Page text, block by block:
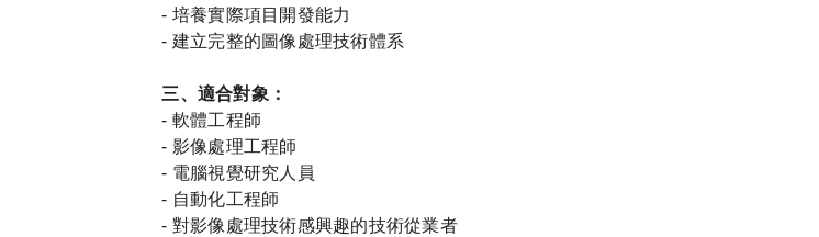
- 培養實際項目開發能力
- 建立完整的圖像處理技術體系
三、適合對象：
- 軟體工程師
- 影像處理工程師
- 電腦視覺研究人員
- 自動化工程師
- 對影像處理技術感興趣的技術從業者